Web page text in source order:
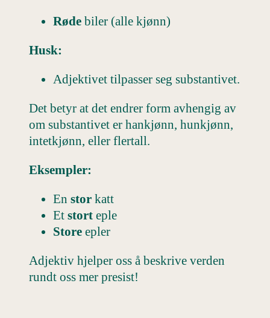
Røde biler (alle kjønn)
Husk:
Adjektivet tilpasser seg substantivet.
Det betyr at det endrer form avhengig av
om substantivet er hankjønn, hunkjønn,
intetkjønn, eller flertall.
Eksempler:
En stor katt
Et stort eple
Store epler
Adjektiv hjelper oss å beskrive verden
rundt oss mer presist!